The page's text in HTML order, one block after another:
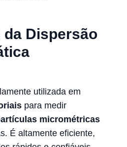
Dispersão
utilizada em
para medir
micrométricas
É altamente eficiente,